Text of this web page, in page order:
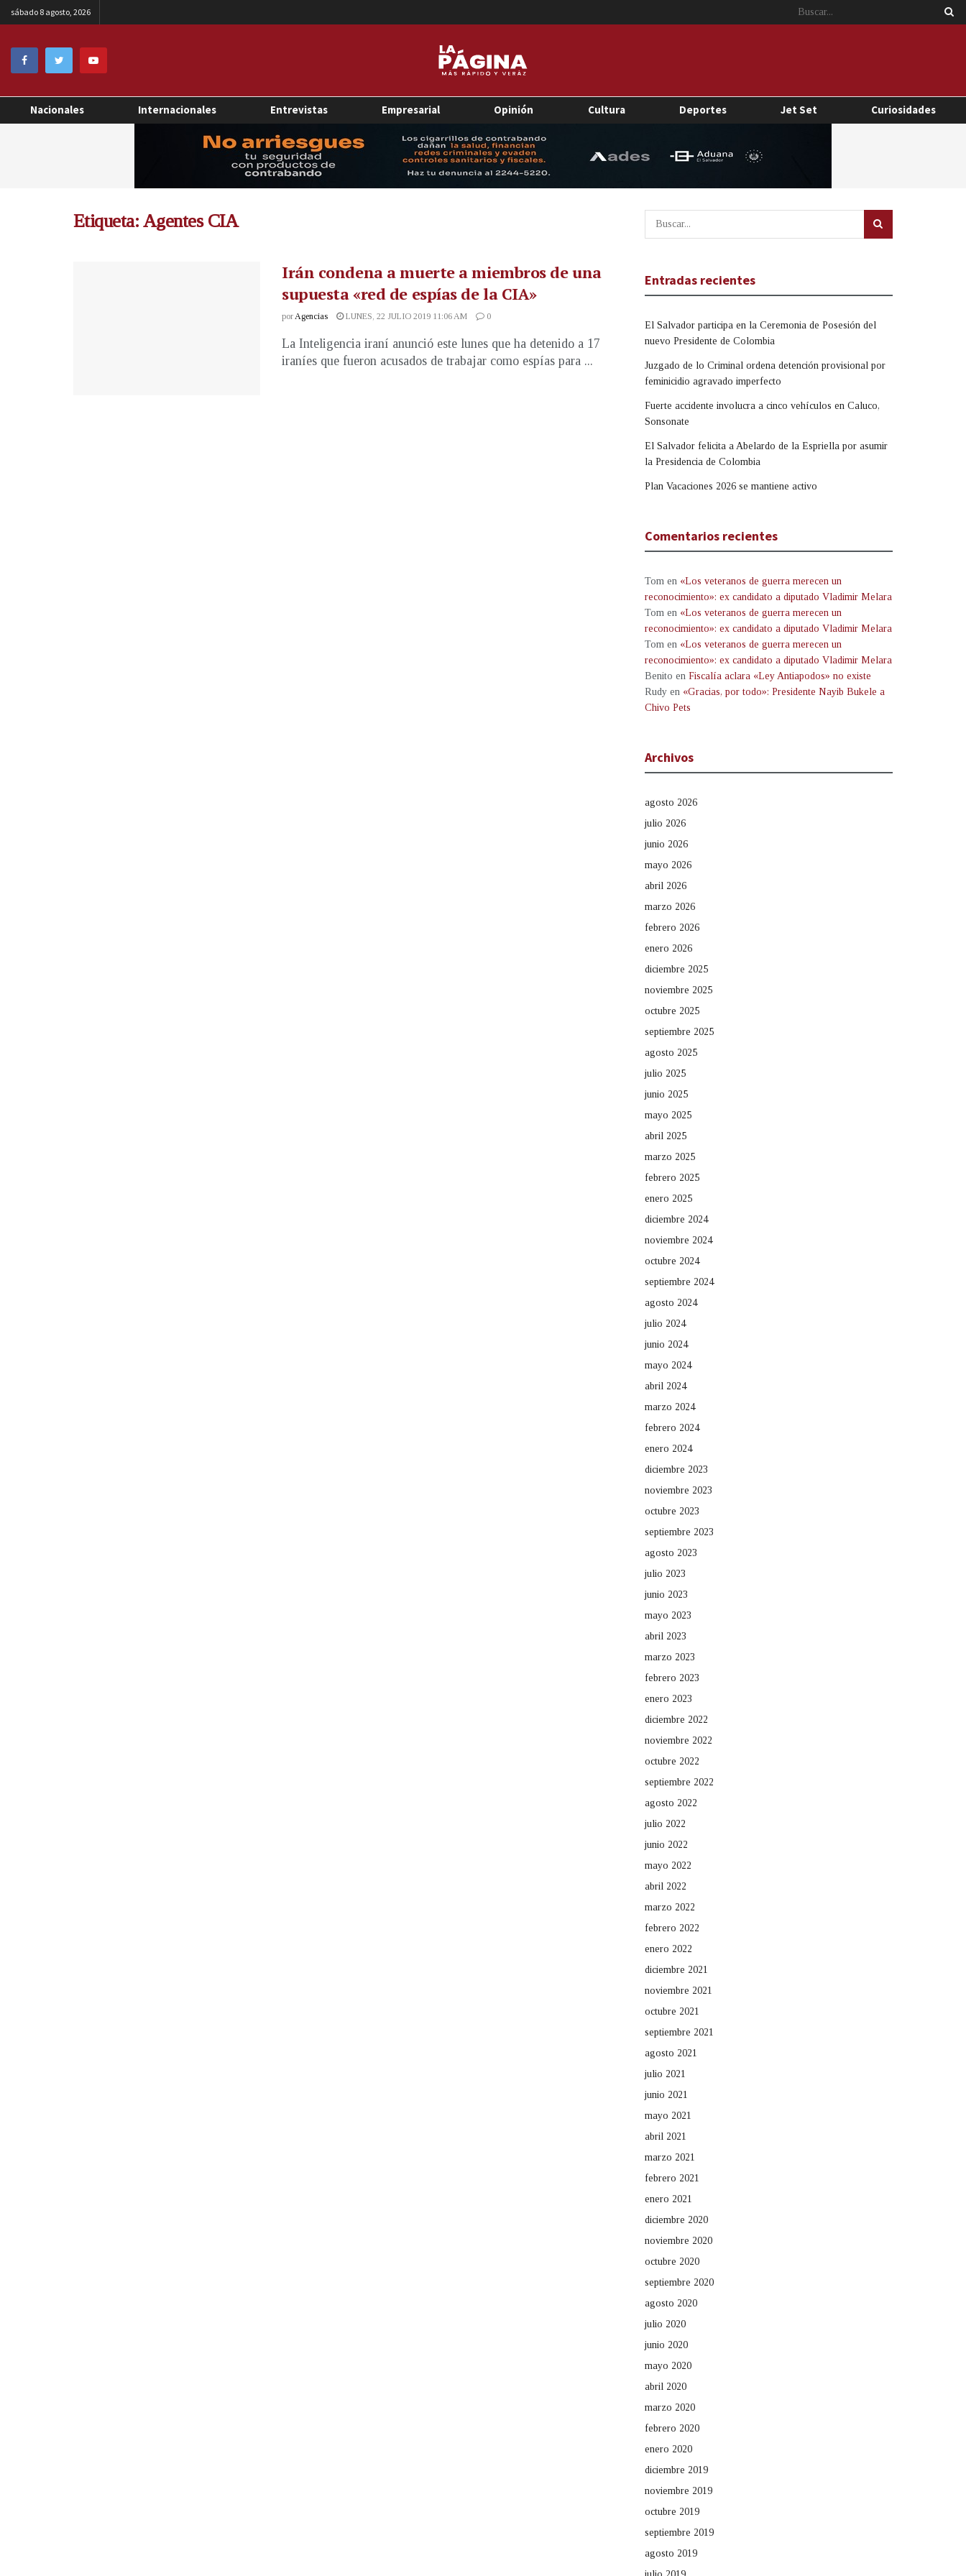
sábado 8 agosto, 2026
Nacionales Internacionales Entrevistas Empresarial Opinión Cultura Deportes Jet Set Curiosidades
Etiqueta: Agentes CIA
Irán condena a muerte a miembros de una
supuesta «red de espías de la CIA»
porAgencias LUNES, 22 JULIO 2019 11:06 AM 0
La Inteligencia iraní anunció este lunes que ha detenido a 17
iraníes que fueron acusados de trabajar como espías para ...
Entradas recientes
El Salvador participa en la Ceremonia de Posesión del
nuevo Presidente de Colombia
Juzgado de lo Criminal ordena detención provisional por
feminicidio agravado imperfecto
Fuerte accidente involucra a cinco vehículos en Caluco,
Sonsonate
El Salvador felicita a Abelardo de la Espriella por asumir
la Presidencia de Colombia
Plan Vacaciones 2026 se mantiene activo
Comentarios recientes
Tom en «Los veteranos de guerra merecen un
reconocimiento»: ex candidato a diputado Vladimir Melara
Tom en «Los veteranos de guerra merecen un
reconocimiento»: ex candidato a diputado Vladimir Melara
Tom en «Los veteranos de guerra merecen un
reconocimiento»: ex candidato a diputado Vladimir Melara
Benito en Fiscalía aclara «Ley Antiapodos» no existe
Rudy en «Gracias, por todo»: Presidente Nayib Bukele a
Chivo Pets
Archivos
agosto 2026
julio 2026
junio 2026
mayo 2026
abril 2026
marzo 2026
febrero 2026
enero 2026
diciembre 2025
noviembre 2025
octubre 2025
septiembre 2025
agosto 2025
julio 2025
junio 2025
mayo 2025
abril 2025
marzo 2025
febrero 2025
enero 2025
diciembre 2024
noviembre 2024
octubre 2024
septiembre 2024
agosto 2024
julio 2024
junio 2024
mayo 2024
abril 2024
marzo 2024
febrero 2024
enero 2024
diciembre 2023
noviembre 2023
octubre 2023
septiembre 2023
agosto 2023
julio 2023
junio 2023
mayo 2023
abril 2023
marzo 2023
febrero 2023
enero 2023
diciembre 2022
noviembre 2022
octubre 2022
septiembre 2022
agosto 2022
julio 2022
junio 2022
mayo 2022
abril 2022
marzo 2022
febrero 2022
enero 2022
diciembre 2021
noviembre 2021
octubre 2021
septiembre 2021
agosto 2021
julio 2021
junio 2021
mayo 2021
abril 2021
marzo 2021
febrero 2021
enero 2021
diciembre 2020
noviembre 2020
octubre 2020
septiembre 2020
agosto 2020
julio 2020
junio 2020
mayo 2020
abril 2020
marzo 2020
febrero 2020
enero 2020
diciembre 2019
noviembre 2019
octubre 2019
septiembre 2019
agosto 2019